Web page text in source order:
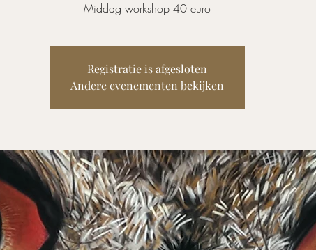
Middag workshop 40 euro
Registratie is afgesloten
Andere evenementen bekijken